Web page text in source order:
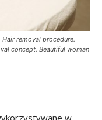
removal procedure.
concept. Beautiful woman
w